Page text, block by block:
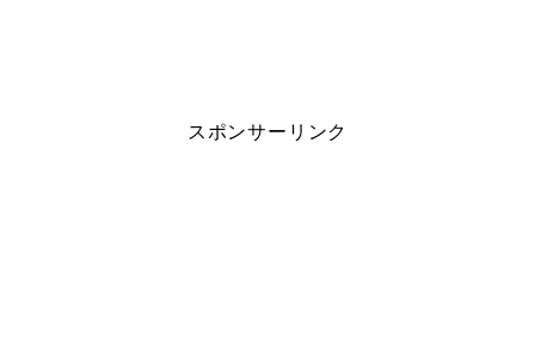
スポンサーリンク